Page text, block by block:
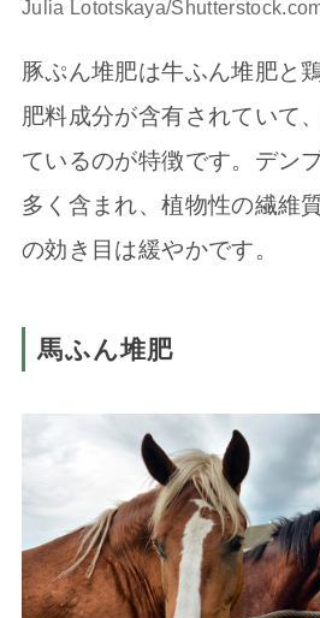
Julia Lototskaya/
豚ぷん堆肥は牛ふん堆肥と
肥料成分が含有されていて
ているのが特徴です。デン
多く含まれ、植物性の繊維
の効き目は緩やかです。
馬ふん堆肥